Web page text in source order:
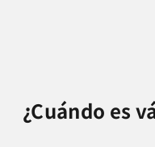
¿Cuándo es